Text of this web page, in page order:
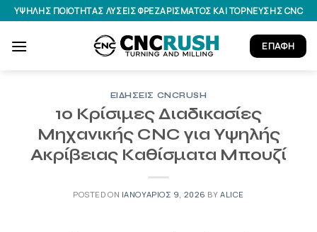
Μετάβαση
στο
περιεχόμενο
ΥΨΗΛΉΣ ΠΟΙΌΤΗΤΑΣ ΛΎΣΕΙΣ ΦΡΕΖΑΡΊΣΜΑΤΟΣ ΚΑΙ ΤΌΡΝΕΥΣΗΣ CNC
ΕΠΑΦΉ
ΕΙΔΉΣΕΙΣ CNCRUSH
10 Κρίσιμες Διαδικασίες
Μηχανικής CNC για Υψηλής
Ακρίβειας Καθίσματα Μπουζί
POSTED ON ΙΑΝΟΥΆΡΙΟΣ 9, 2026 BYALICE